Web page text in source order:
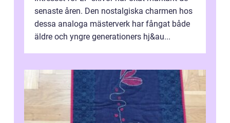
senaste åren. Den nostalgiska charmen hos
dessa analoga mästerverk har fångat både
äldre och yngre generationers hj&au...